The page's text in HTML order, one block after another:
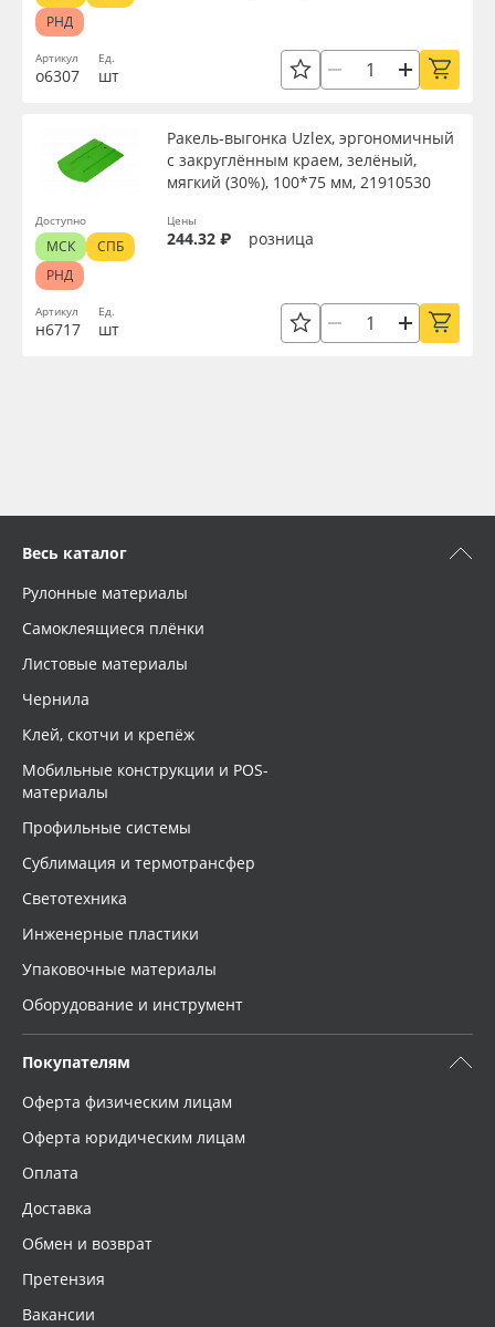
Артикул
о6307
Ед.
шт
РНД
Артикул
н6717
Ракель-выгонка Uzlex, эргономичный
с закруглённым краем, зелёный,
мягкий (30%), 100*75 мм, 21910530
Ед.
шт
Цены
244.32 ₽ розница
Доступно
МСК
СПБ
РНД
Весь каталог
Рулонные материалы
Самоклеящиеся плёнки
Листовые материалы
Чернила
Клей, скотчи и крепёж
Мобильные конструкции и POS-
материалы
Профильные системы
Сублимация и термотрансфер
Светотехника
Инженерные пластики
Упаковочные материалы
Оборудование и инструмент
Покупателям
Оферта физическим лицам
Оферта юридическим лицам
Оплата
Доставка
Обмен и возврат
Претензия
Вакансии